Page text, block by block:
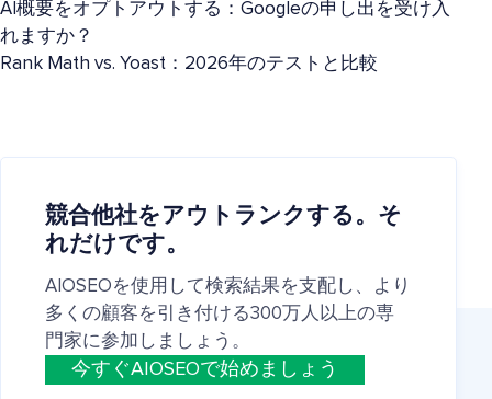
AI概要をオプトアウトする：Googleの申し出を受け入
れますか？
Rank Math vs. Yoast：2026年のテストと比較
競合他社をアウトランクする。そ
れだけです。
AIOSEOを使用して検索結果を支配し、より
多くの顧客を引き付ける300万人以上の専
門家に参加しましょう。
今すぐAIOSEOで始めましょう